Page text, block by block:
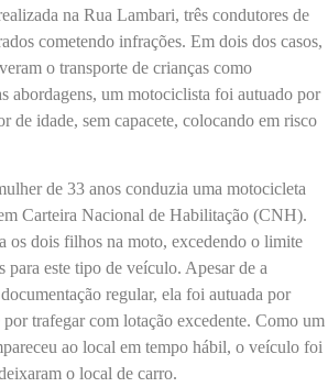
na Rua Lambari, três condutores de
cometendo infrações. Em dois dos casos,
o transporte de crianças como
abordagens, um motociclista foi autuado por
de idade, sem capacete, colocando em risco
de 33 anos conduzia uma motocicleta
Carteira Nacional de Habilitação (CNH).
os dois filhos na moto, excedendo o limite
para este tipo de veículo. Apesar de a
regular, ela foi autuada por
trafegar com lotação excedente. Como um
ao local em tempo hábil, o veículo foi
o local de carro.